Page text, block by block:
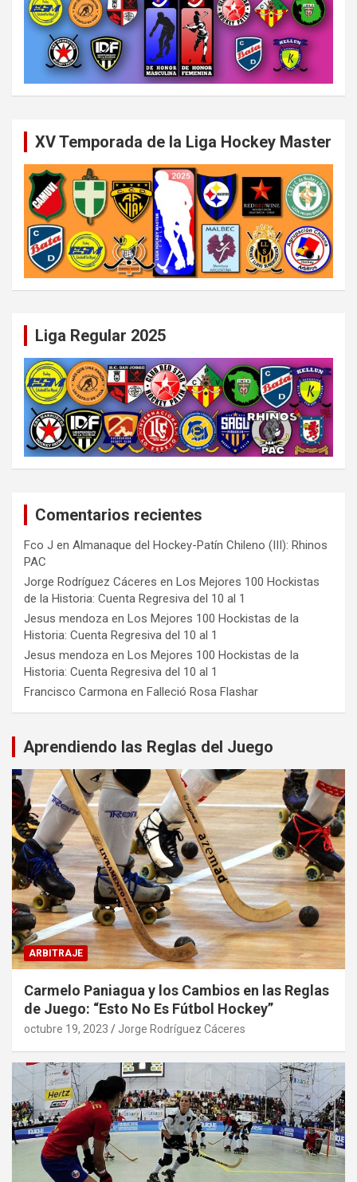
XV Temporada de la Liga Hockey Master
Liga Regular 2025
Comentarios recientes
Fco J en Almanaque del Hockey-Patín Chileno (III): Rhinos
PAC
Jorge Rodríguez Cáceres en Los Mejores 100 Hockistas
de la Historia: Cuenta Regresiva del 10 al 1
Jesus mendoza en Los Mejores 100 Hockistas de la
Historia: Cuenta Regresiva del 10 al 1
Jesus mendoza en Los Mejores 100 Hockistas de la
Historia: Cuenta Regresiva del 10 al 1
Francisco Carmona en Falleció Rosa Flashar
Aprendiendo las Reglas del Juego
ARBITRAJE
Carmelo Paniagua y los Cambios en las Reglas
de Juego: “Esto No Es Fútbol Hockey”
octubre 19, 2023 Jorge Rodríguez Cáceres